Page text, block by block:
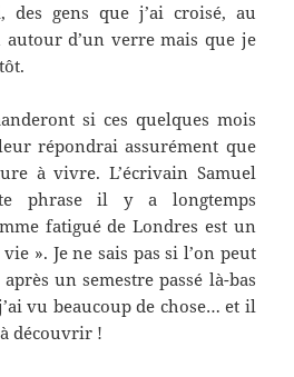
des gens que j’ai croisé, au
autour d’un verre mais que je
si ces quelques mois
répondrai assurément que
à vivre. L’écrivain Samuel
phrase il y a longtemps
fatigué de Londres est un
». Je ne sais pas si l’on peut
un semestre passé là-bas
vu beaucoup de chose… et il
découvrir !